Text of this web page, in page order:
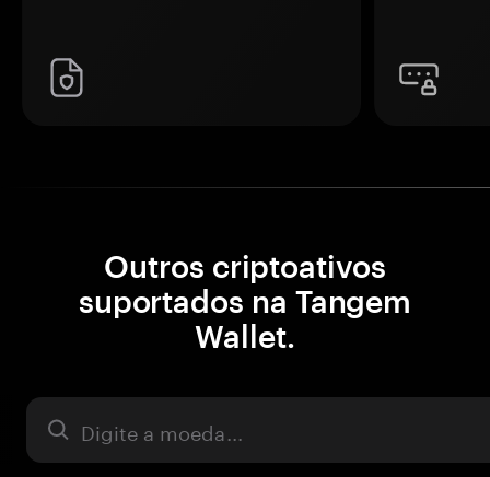
Outros criptoativos
suportados na Tangem
Wallet.
Ativo